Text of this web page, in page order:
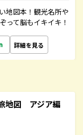
地図本！観光名所や
って脳もイキイキ！
詳細を見る
地図 アジア編